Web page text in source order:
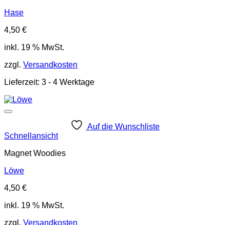
Hase
4,50 €
inkl. 19 % MwSt.
zzgl. Versandkosten
Lieferzeit: 3 - 4 Werktage
Auf die Wunschliste
Schnellansicht
Magnet Woodies
Löwe
4,50 €
inkl. 19 % MwSt.
zzgl. Versandkosten